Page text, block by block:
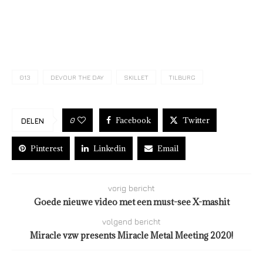
013 DEVOUR THE DAY SKILLET TILBURG
DELEN 0 Facebook Twitter
Pinterest Linkedin Email
vorig bericht
Goede nieuwe video met een must-see X-mashit
volgend bericht
Miracle vzw presents Miracle Metal Meeting 2020!